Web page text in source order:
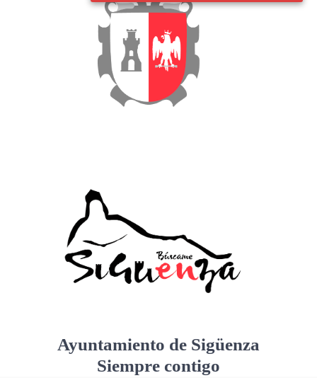
Ayuntamiento de Sigüenza
Siempre contigo